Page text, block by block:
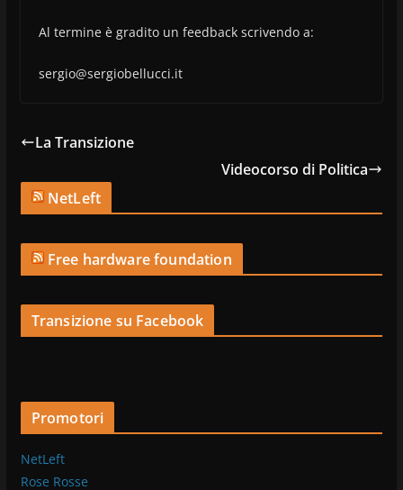
Al termine è gradito un feedback scrivendo a:
sergio@sergiobellucci.it
La Transizione
Videocorso di Politica
NetLeft
Free hardware foundation
Transizione su Facebook
Promotori
NetLeft
Rose Rosse